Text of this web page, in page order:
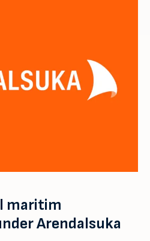
maritim
Arendalsuka